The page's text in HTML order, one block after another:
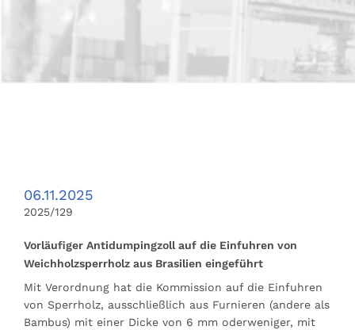
06.11.2025
2025/129
Vorläufiger Antidumpingzoll auf die Einfuhren von
Weichholzsperrholz aus Brasilien eingeführt
Mit Verordnung hat die Kommission auf die Einfuhren
von Sperrholz, ausschließlich aus Furnieren (andere als
Bambus) mit einer Dicke von 6 mm oderweniger, mit